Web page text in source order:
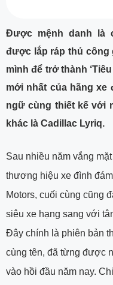
Được mệnh danh là
được lắp ráp thủ công
mình để trở thành
mới nhất của hãng xe
ngữ cùng thiết kế với
khác là Cadillac Lyriq.
Sau nhiều năm vắng
thương hiệu xe đình
Motors, cuối cùng cũng
siêu xe hạng sang với
Đây chính là phiên bản
cùng tên, đã từng được
vào hồi đầu năm nay.